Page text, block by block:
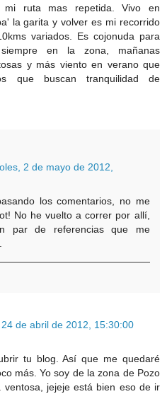
mi ruta mas repetida. Vivo en
la garita y volver es mi recorrido
variados. Es cojonuda para
en la zona, mañanas
y más viento en verano que
que buscan tranquilidad de
2 de mayo de 2012,
los comentarios, no me
No he vuelto a correr por allí,
par de referencias que me
de abril de 2012, 15:30:00
tu blog. Así que me quedaré
más. Yo soy de la zona de Pozo
ventosa, jejeje está bien eso de ir